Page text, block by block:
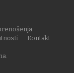
Kontakt